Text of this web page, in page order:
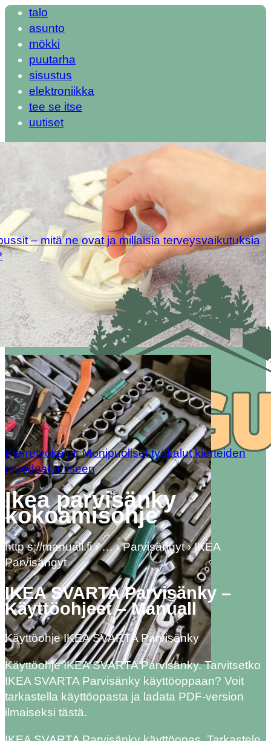
talo
asunto
mökki
puutarha
sisustus
elektroniikka
tee se itse
uutiset
– mitä ne ovat ja millaisia terveysvaikutuksia
Kierretyökalut: Monipuoliset työkalut kierteiden
muodostamiseen
Ikea parvisänky
kokoamisohje
http s://manuall.fi › … › Parvisängyt › IKEA
Parvisängyt
IKEA SVARTA Parvisänky –
Käyttöohjeet – Manuall
Käyttöohje IKEA SVARTA Parvisänky
Käyttöohje IKEA SVARTA Parvisänky. Tarvitsetko
IKEA SVARTA Parvisänky käyttöoppaan? Voit
tarkastella käyttöopasta ja ladata PDF-version
ilmaiseksi tästä.